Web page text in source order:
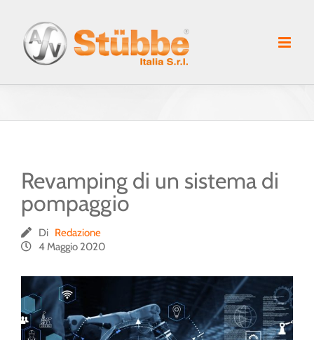
contenuto
Revamping di un sistema di
pompaggio
Di Redazione
4 Maggio 2020
Ingrandisci
immagine